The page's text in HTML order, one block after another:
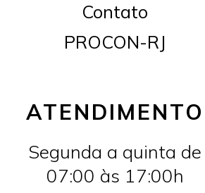
Contato
PROCON-RJ
ATENDIMENTO
Segunda a quinta de
07:00 às 17:00h